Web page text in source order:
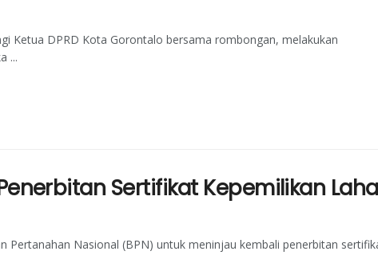
Ketua DPRD Kota Gorontalo bersama rombongan, melakukan
...
Sertifikat Kepemilikan
Nasional (BPN) untuk meninjau kembali penerbitan